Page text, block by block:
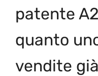
patente
quanto
vendite